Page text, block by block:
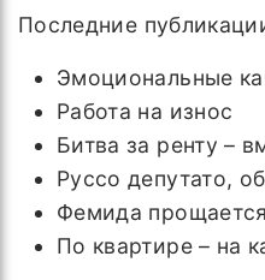
Последние
Эмоциональные
Работа на износ
Битва за ренту –
Руссо депутато,
Фемида
По квартире – на